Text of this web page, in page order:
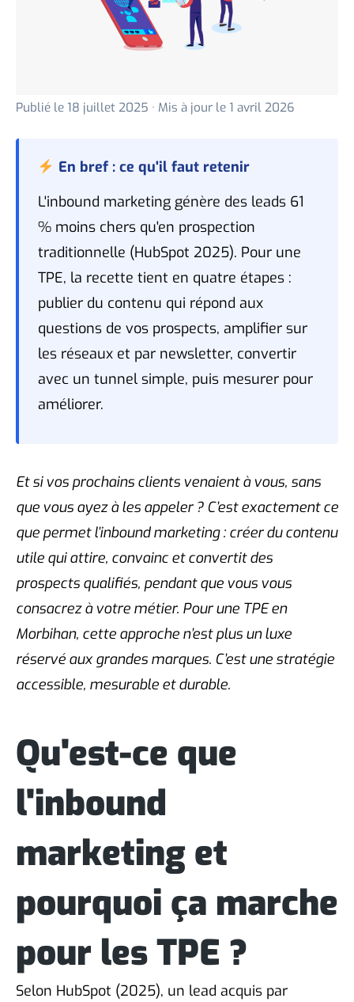
Publié le 18 juillet 2025 · Mis à jour le 1 avril 2026
En bref : ce qu'il faut retenir
L'inbound marketing génère des leads 61
% moins chers qu'en prospection
traditionnelle (HubSpot 2025). Pour une
TPE, la recette tient en quatre étapes :
publier du contenu qui répond aux
questions de vos prospects, amplifier sur
les réseaux et par newsletter, convertir
avec un tunnel simple, puis mesurer pour
améliorer.
Et si vos prochains clients venaient à vous, sans
que vous ayez à les appeler ? C’est exactement ce
que permet l’inbound marketing : créer du contenu
utile qui attire, convainc et convertit des
prospects qualifiés, pendant que vous vous
consacrez à votre métier. Pour une TPE en
Morbihan, cette approche n’est plus un luxe
réservé aux grandes marques. C’est une stratégie
accessible, mesurable et durable.
Qu'est-ce que
l'inbound
marketing et
pourquoi ça marche
pour les TPE ?
Selon HubSpot (2025), un lead acquis par